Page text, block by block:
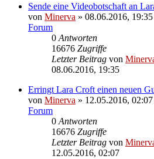
Sende eine Videobotschaft an
von Minerva » 08.06.2016,
Forum
0 Antworten
16676 Zugriffe
Letzter Beitrag von
08.06.2016, 19:35
Erringt Lara Croft einen neuen
von Minerva » 12.05.2016,
Forum
0 Antworten
16676 Zugriffe
Letzter Beitrag von
12.05.2016, 02:07